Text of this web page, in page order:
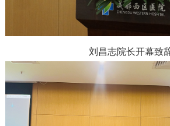
刘昌志院长开幕致